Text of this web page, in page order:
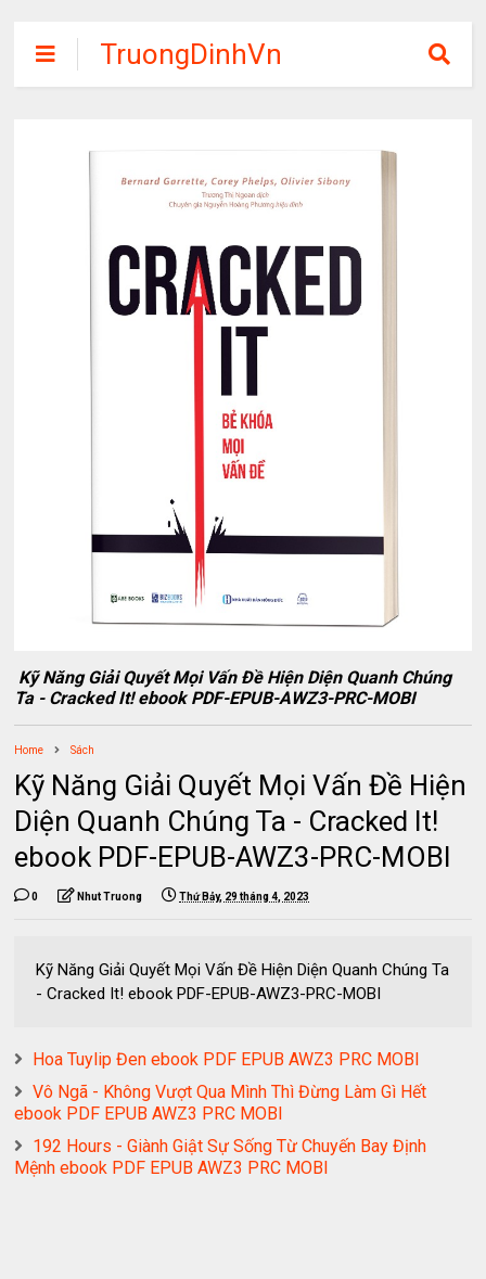
TruongDinhVn
Chia sẽ ebook,
tập miễn phí
Kỹ Năng Giải Quyết Mọi Vấn Đề Hiện Diện Quanh Chúng
Ta - Cracked It! ebook PDF-EPUB-AWZ3-PRC-MOBI
Home Sách
Kỹ Năng Giải Quyết Mọi Vấn Đề Hiện
Diện Quanh Chúng Ta - Cracked It!
ebook PDF-EPUB-AWZ3-PRC-MOBI
0 Nhut Truong Thứ Bảy, 29 tháng 4, 2023
Kỹ Năng Giải Quyết Mọi Vấn Đề Hiện Diện Quanh Chúng Ta
- Cracked It! ebook PDF-EPUB-AWZ3-PRC-MOBI
Hoa Tuylip Đen ebook PDF EPUB AWZ3 PRC MOBI
Vô Ngã - Không Vượt Qua Mình Thì Đừng Làm Gì Hết
ebook PDF EPUB AWZ3 PRC MOBI
192 Hours - Giành Giật Sự Sống Từ Chuyến Bay Định
Mệnh ebook PDF EPUB AWZ3 PRC MOBI